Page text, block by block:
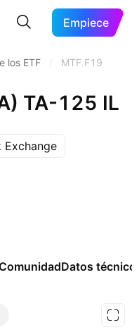
Empiece
los ETF MTF.F19
TA-125 IL
Exchange
Datos